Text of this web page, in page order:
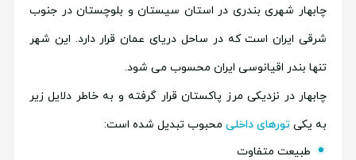
چابهار شهری بندری در استان سیستان و بلوچستان در جنوب
شرقی ایران است که در ساحل دریای عمان قرار دارد. این شهر
تنها بندر اقیانوسی ایران محسوب می شود.
چابهار در نزدیکی مرز پاکستان قرار گرفته و به خاطر دلایل زیر
به یکی تورهای داخلی محبوب تبدیل شده است:
طبیعت متفاوت